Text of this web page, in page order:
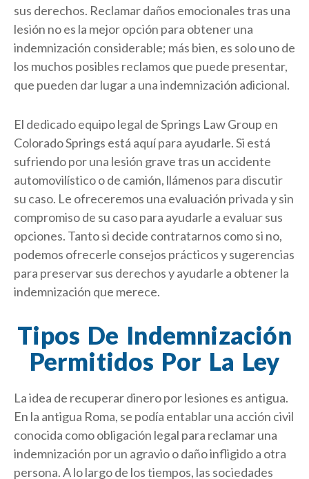
sus derechos. Reclamar daños emocionales tras una
lesión no es la mejor opción para obtener una
indemnización considerable; más bien, es solo uno de
los muchos posibles reclamos que puede presentar,
que pueden dar lugar a una indemnización adicional.
El dedicado equipo legal de Springs Law Group en
Colorado Springs está aquí para ayudarle. Si está
sufriendo por una lesión grave tras un accidente
automovilístico o de camión, llámenos para discutir
su caso. Le ofreceremos una evaluación privada y sin
compromiso de su caso para ayudarle a evaluar sus
opciones. Tanto si decide contratarnos como si no,
podemos ofrecerle consejos prácticos y sugerencias
para preservar sus derechos y ayudarle a obtener la
indemnización que merece.
Tipos De Indemnización
Permitidos Por La Ley
La idea de recuperar dinero por lesiones es antigua.
En la antigua Roma, se podía entablar una acción civil
conocida como obligación legal para reclamar una
indemnización por un agravio o daño infligido a otra
persona. A lo largo de los tiempos, las sociedades